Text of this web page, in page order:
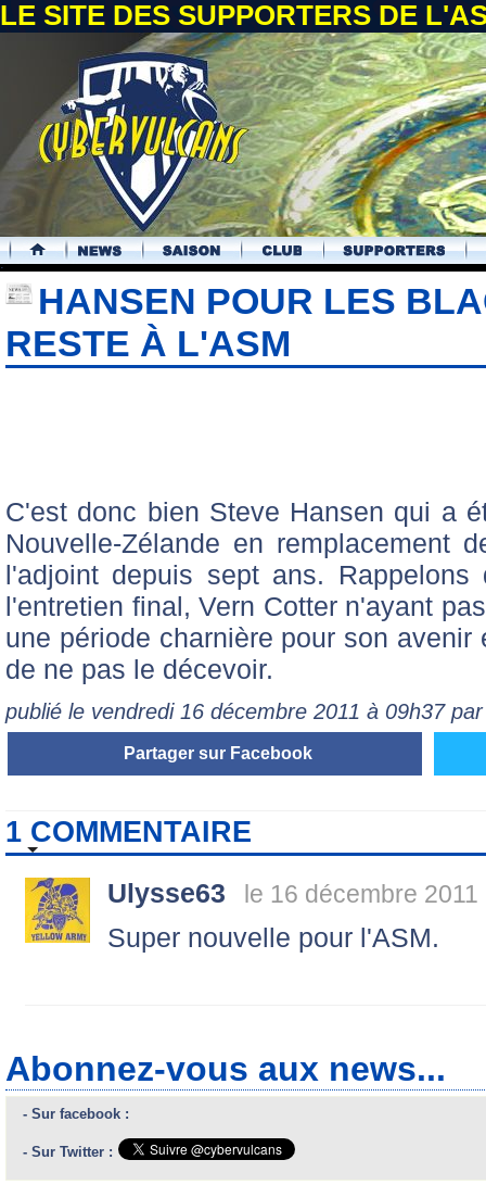
LE SITE DES SUPPORTERS DE
.
HANSEN POUR LES
RESTE À L'ASM
C'est donc bien Steve Hansen qui a
Nouvelle-Zélande en remplacement
l'adjoint depuis sept ans.
l'entretien final, Vern Cotter n'ayant
une période charnière pour son
de ne pas le décevoir.
publié le vendredi 16 décembre 2011 à 09h37
Partager sur Facebook
1 COMMENTAIRE
Ulysse63 le 16 décembre 2011
Super nouvelle pour l'ASM.
Abonnez-vous aux news...
- Sur facebook :
- Sur Twitter :